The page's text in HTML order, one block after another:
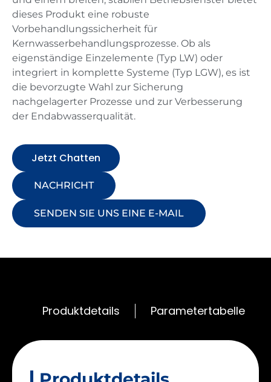
dieses Produkt eine robuste
Vorbehandlungssicherheit für
Kernwasserbehandlungsprozesse. Ob als
eigenständige Einzelemente (Typ LW) oder
integriert in komplette Systeme (Typ LGW), es ist
die bevorzugte Wahl zur Sicherung
nachgelagerter Prozesse und zur Verbesserung
der Endabwasserqualität.
Jetzt Chatten
NACHRICHT
SENDEN SIE UNS EINE E-MAIL
Produktdetails Parametertabelle